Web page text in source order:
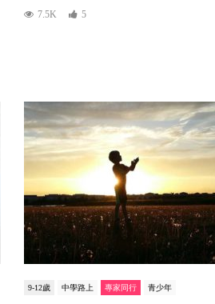
7.5K 5
9-12歲 中學路上 專家同行 青少年